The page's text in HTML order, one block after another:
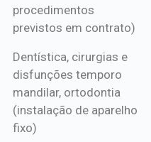
procedimentos
previstos em contrato)
Dentística, cirurgias e
disfunções temporo
mandilar, ortodontia
(instalação de aparelho
fixo)